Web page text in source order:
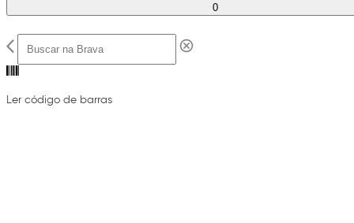
0
Ler código de barras